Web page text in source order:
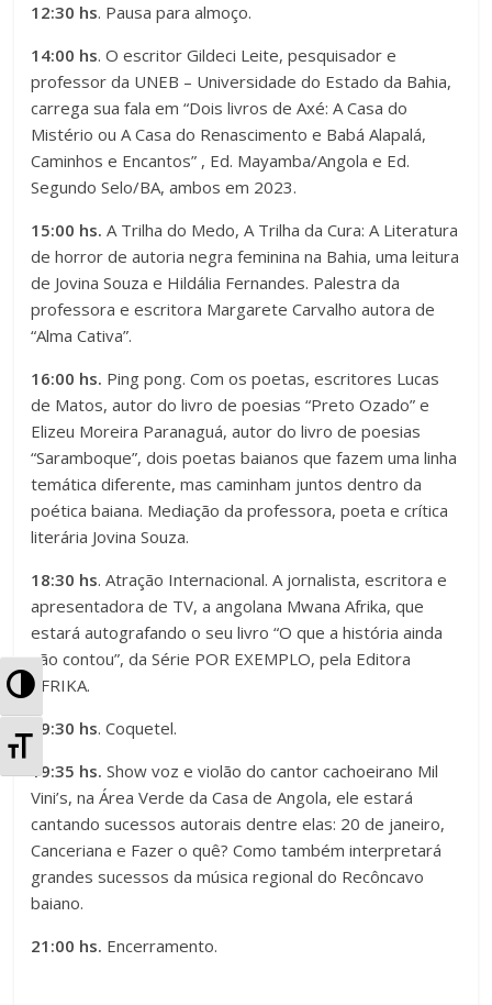
A
t
A
12:30 hs. Pausa para almoço.
14:00 hs. O escritor Gildeci Leite, pesquisador e
professor da UNEB – Universidade do Estado da Bahia,
carrega sua fala em “Dois livros de Axé: A Casa do
Mistério ou A Casa do Renascimento e Babá Alapalá,
Caminhos e Encantos” , Ed. Mayamba/Angola e Ed.
Segundo Selo/BA, ambos em 2023.
15:00 hs. A Trilha do Medo, A Trilha da Cura: A Literatura
de horror de autoria negra feminina na Bahia, uma leitura
de Jovina Souza e Hildália Fernandes. Palestra da
professora e escritora Margarete Carvalho autora de
“Alma Cativa”.
16:00 hs. Ping pong. Com os poetas, escritores Lucas
de Matos, autor do livro de poesias “Preto Ozado” e
Elizeu Moreira Paranaguá, autor do livro de poesias
“Saramboque”, dois poetas baianos que fazem uma linha
temática diferente, mas caminham juntos dentro da
poética baiana. Mediação da professora, poeta e crítica
literária Jovina Souza.
18:30 hs. Atração Internacional. A jornalista, escritora e
apresentadora de TV, a angolana Mwana Afrika, que
estará autografando o seu livro “O que a história ainda
não contou”, da Série POR EXEMPLO, pela Editora
AFRIKA.
19:30 hs. Coquetel.
19:35 hs. Show voz e violão do cantor cachoeirano Mil
Vini’s, na Área Verde da Casa de Angola, ele estará
cantando sucessos autorais dentre elas: 20 de janeiro,
Canceriana e Fazer o quê? Como também interpretará
grandes sucessos da música regional do Recôncavo
baiano.
21:00 hs. Encerramento.